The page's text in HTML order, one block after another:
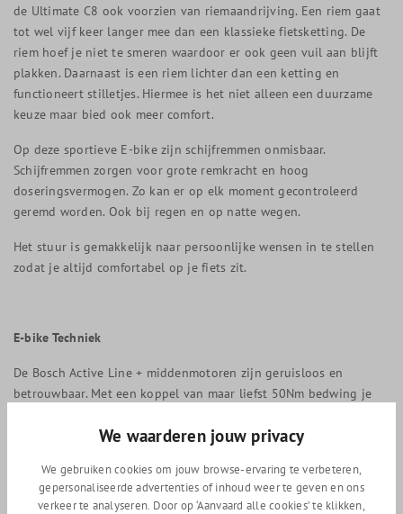
de Ultimate C8 ook voorzien van riemaandrijving. Een riem gaat
tot wel vijf keer langer mee dan een klassieke fietsketting. De
riem hoef je niet te smeren waardoor er ook geen vuil aan blijft
plakken. Daarnaast is een riem lichter dan een ketting en
functioneert stilletjes. Hiermee is het niet alleen een duurzame
keuze maar bied ook meer comfort.
Op deze sportieve E-bike zijn schijfremmen onmisbaar.
Schijfremmen zorgen voor grote remkracht en hoog
doseringsvermogen. Zo kan er op elk moment gecontroleerd
geremd worden. Ook bij regen en op natte wegen.
Het stuur is gemakkelijk naar persoonlijke wensen in te stellen
zodat je altijd comfortabel op je fiets zit.
E-bike Techniek
De Bosch Active Line + middenmotoren zijn geruisloos en
betrouwbaar. Met een koppel van maar liefst 50Nm bedwing je
sensoren en meten je snelheid, trapkracht en rotatie van de
We waarderen jouw privacy
We gebruiken cookies om jouw browse-ervaring te verbeteren,
gepersonaliseerde advertenties of inhoud weer te geven en ons
verkeer te analyseren. Door op ‘Aanvaard alle cookies’ te klikken,